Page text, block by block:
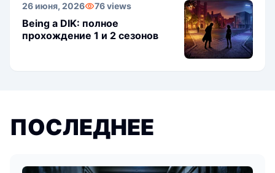
26 июня, 2026 76 views
Being a DIK: полное
прохождение 1 и 2 сезонов
ПОСЛЕДНЕЕ